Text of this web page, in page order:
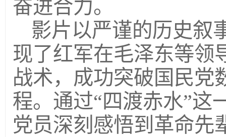
奋进合力。
影片以严谨的历史叙
现了红军在毛泽东等领
战术，成功突破国民党
程。通过“四渡赤水”这
党员深刻感悟到革命先